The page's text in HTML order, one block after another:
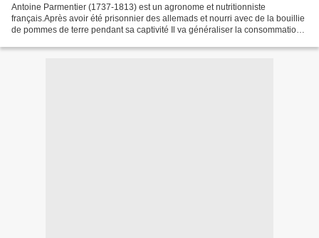
Antoine Parmentier (1737-1813) est un agronome et nutritionniste
français.Après avoir été prisonnier des allemads et nourri avec de la bouillie
de pommes de terre pendant sa captivité Il va généraliser la consommation